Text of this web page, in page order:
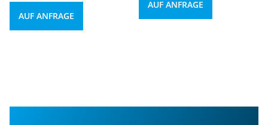
AUF ANFRAGE
AUF ANFRAGE